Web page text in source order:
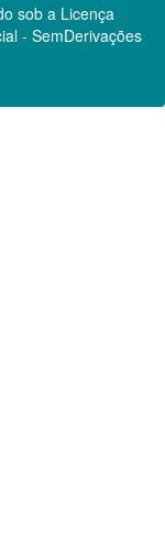
sob a Licença
- SemDerivações